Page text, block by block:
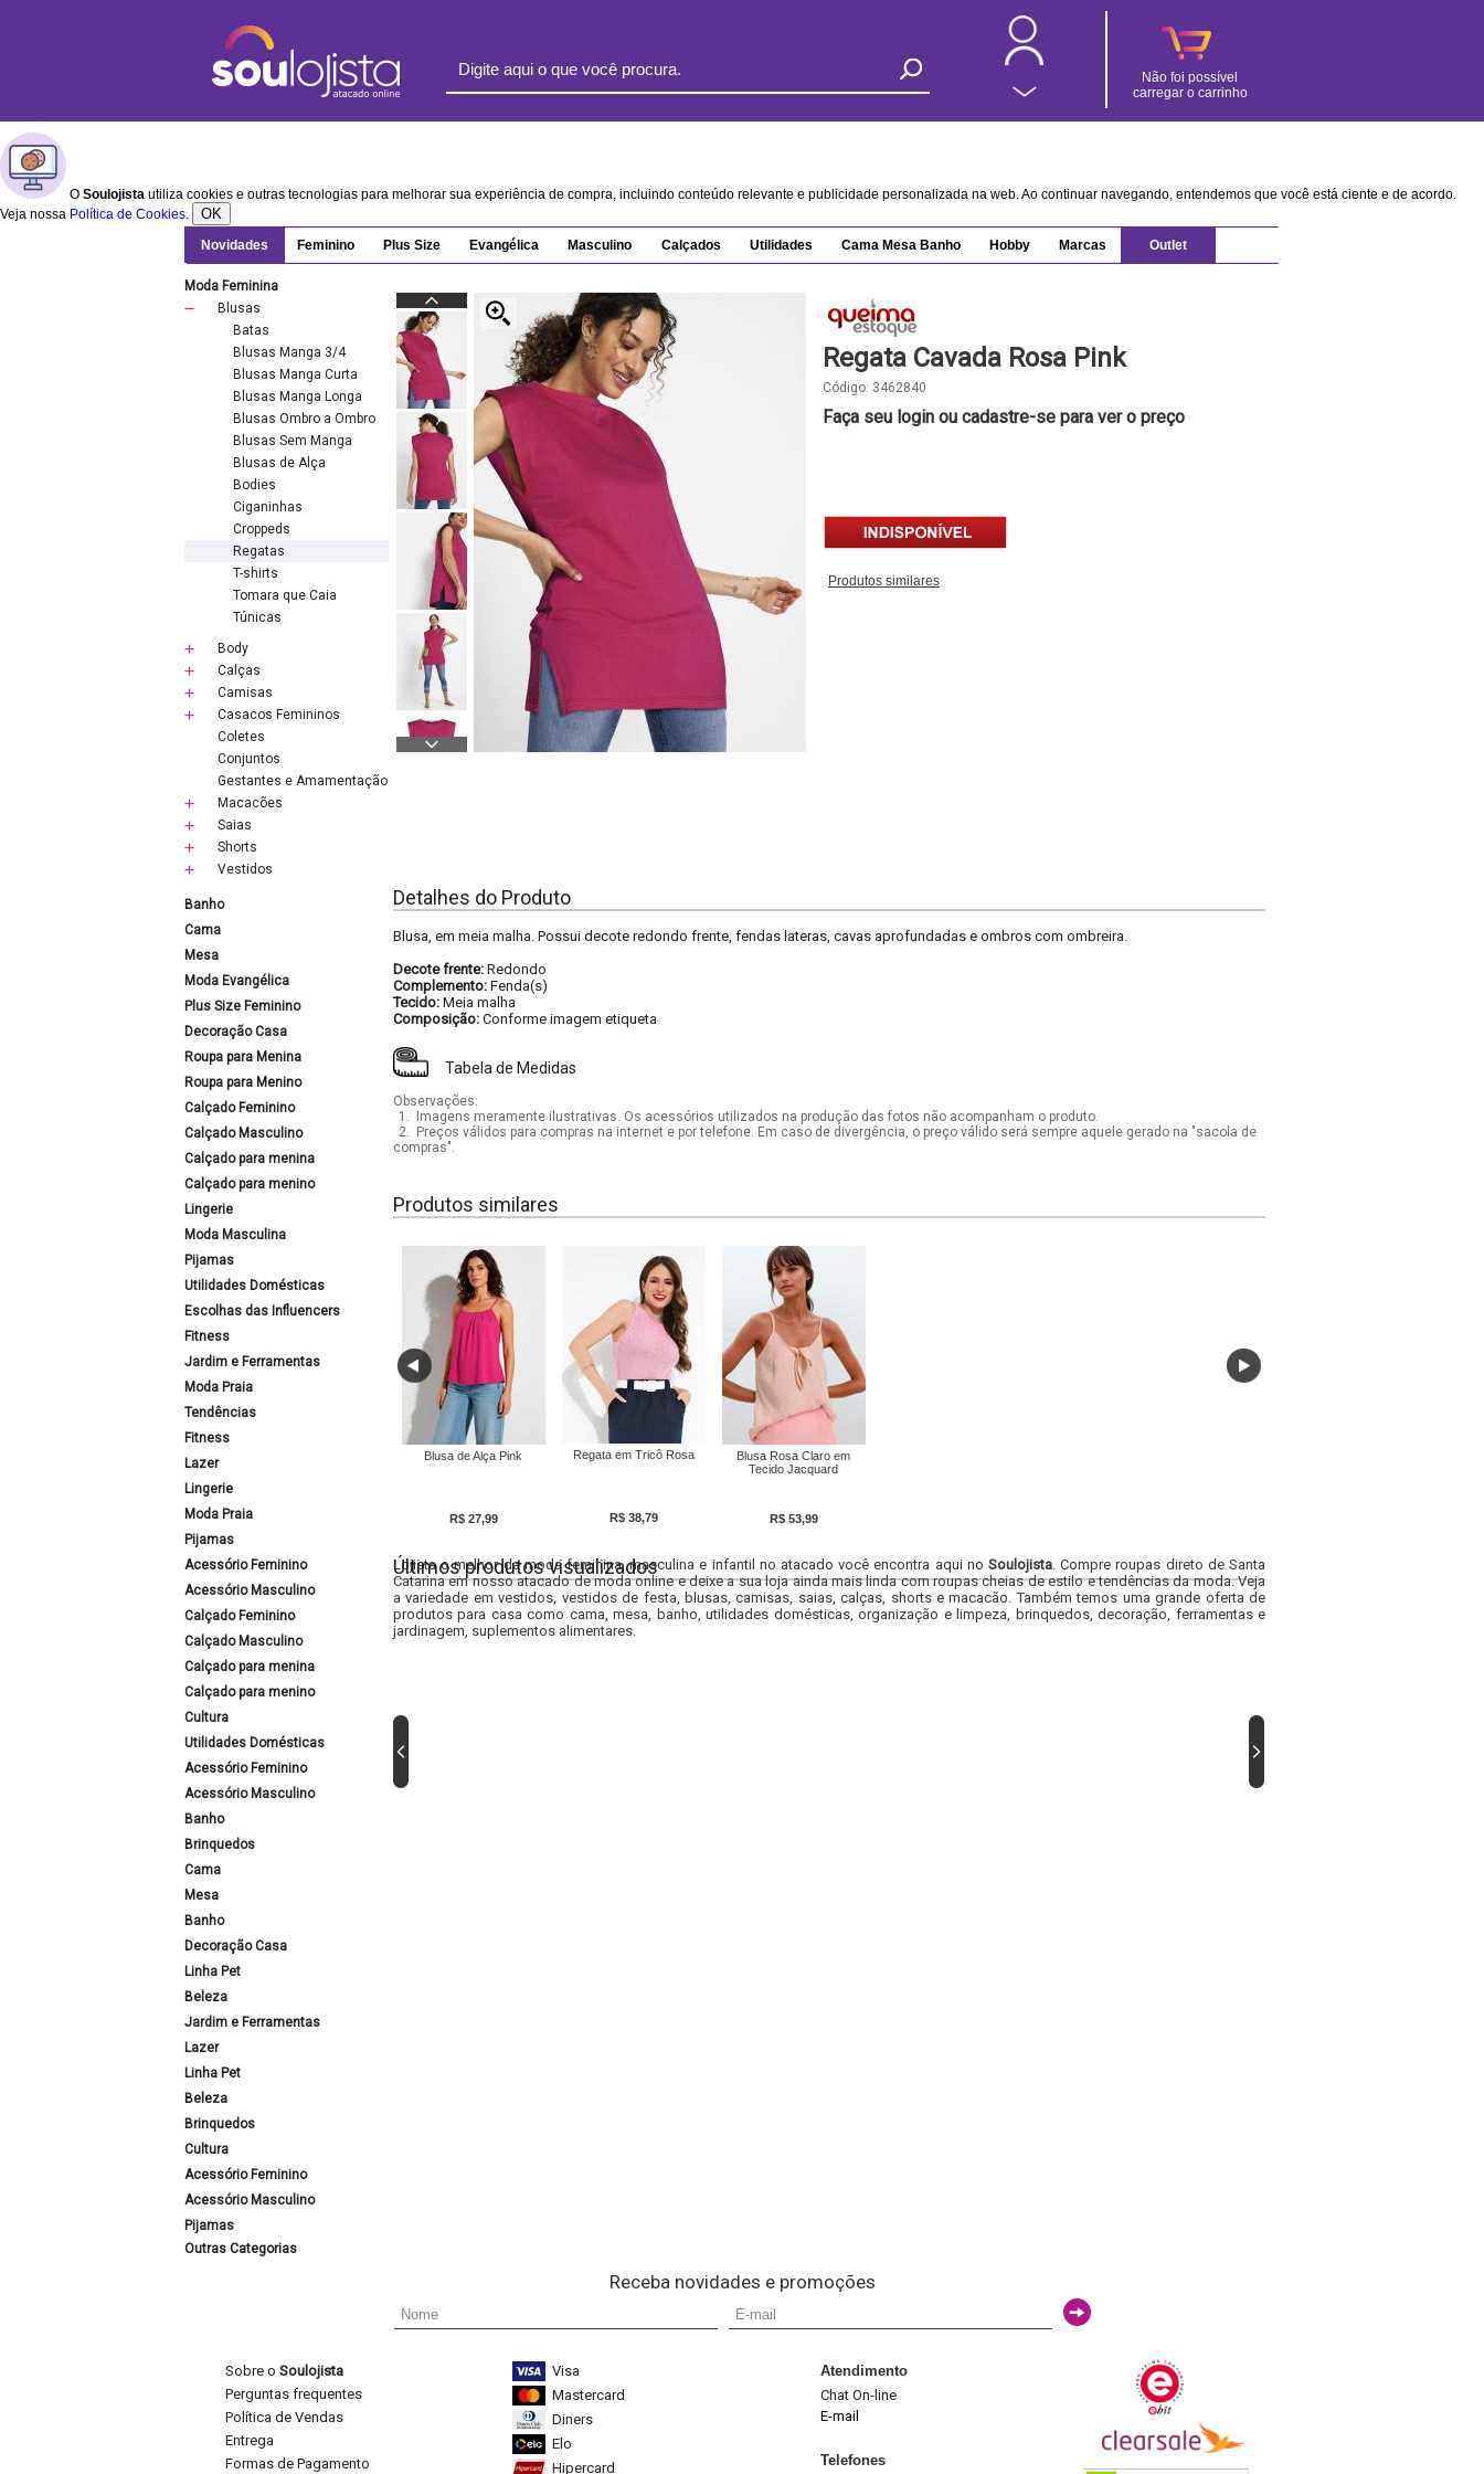
Não foi possível
carregar o carrinho
O Soulojista utiliza cookies e outras tecnologias para melhorar sua experiência de compra, incluindo conteúdo relevante e publicidade personalizada na web. Ao continuar navegando, entendemos que você está ciente e de acordo.
Veja nossa Política de Cookies. OK
Novidades Feminino Plus Size Evangélica Masculino Calçados Utilidades Cama Mesa Banho Hobby Marcas Outlet
Moda Feminina
Blusas
Batas
Blusas Manga 3/4
Blusas Manga Curta
Blusas Manga Longa
Blusas Ombro a Ombro
Blusas Sem Manga
Blusas de Alça
Bodies
Ciganinhas
Croppeds
Regatas
T-shirts
Tomara que Caia
Túnicas
Body
Calças
Camisas
Casacos Femininos
Coletes
Conjuntos
Gestantes e Amamentação
Macacões
Saias
Shorts
Vestidos
Banho
Cama
Mesa
Moda Evangélica
Plus Size Feminino
Decoração Casa
Roupa para Menina
Roupa para Menino
Calçado Feminino
Calçado Masculino
Calçado para menina
Calçado para menino
Lingerie
Moda Masculina
Pijamas
Utilidades Domésticas
Escolhas das Influencers
Fitness
Jardim e Ferramentas
Moda Praia
Tendências
Fitness
Lazer
Lingerie
Moda Praia
Pijamas
Acessório Feminino
Acessório Masculino
Calçado Feminino
Calçado Masculino
Calçado para menina
Calçado para menino
Cultura
Utilidades Domésticas
Acessório Feminino
Acessório Masculino
Banho
Brinquedos
Cama
Mesa
Banho
Decoração Casa
Linha Pet
Beleza
Jardim e Ferramentas
Lazer
Linha Pet
Beleza
Brinquedos
Cultura
Acessório Feminino
Acessório Masculino
Pijamas
Outras Categorias
Regata Cavada Rosa Pink
Código: 3462840
Faça seu login ou cadastre-se para ver o preço
Produtos similares
Detalhes do Produto
Blusa, em meia malha. Possui decote redondo frente, fendas lateras, cavas aprofundadas e ombros com ombreira.
Decote frente: Redondo
Complemento: Fenda(s)
Tecido: Meia malha
Composição: Conforme imagem etiqueta
Tabela de Medidas
Observações:
1.
Imagens meramente ilustrativas. Os acessórios utilizados na produção das fotos não acompanham o produto.
2.
Preços válidos para compras na internet e por telefone. Em caso de divergência, o preço válido será sempre aquele gerado na "sacola de
compras".
Produtos similares
Blusa de Alça Pink
R$ 27,99
Regata em Tricô Rosa
R$ 38,79
Blusa Rosa Claro em
Tecido Jacquard
R$ 53,99
Últimos produtos visualizados
Lojista o melhor da moda feminina, masculina e infantil no atacado você encontra aqui no Soulojista. Compre roupas direto de Santa
Catarina em nosso atacado de moda online e deixe a sua loja ainda mais linda com roupas cheias de estilo e tendências da moda. Veja
a variedade em vestidos, vestidos de festa, blusas, camisas, saias, calças, shorts e macacão. Também temos uma grande oferta de
produtos para casa como cama, mesa, banho, utilidades domésticas, organização e limpeza, brinquedos, decoração, ferramentas e
jardinagem, suplementos alimentares.
Receba novidades e promoções
Sobre o Soulojista
Perguntas frequentes
Política de Vendas
Entrega
Formas de Pagamento
Visa
Mastercard
Diners
Elo
Hipercard
Atendimento
Chat On-line
E-mail
Telefones